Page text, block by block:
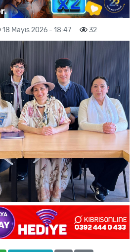
18 Mayıs 2026 - 18:47 32